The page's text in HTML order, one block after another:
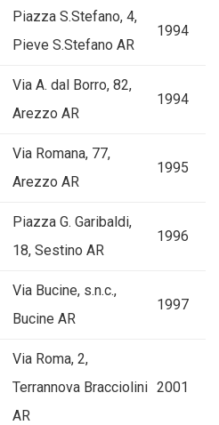
Piazza S.Stefano, 4,
Pieve S.Stefano AR
1994
Via A. dal Borro, 82,
Arezzo AR
1994
Via Romana, 77,
Arezzo AR
1995
Piazza G. Garibaldi,
18, Sestino AR
1996
Via Bucine, s.n.c.,
Bucine AR
1997
Via Roma, 2,
Terrannova Bracciolini
AR
2001